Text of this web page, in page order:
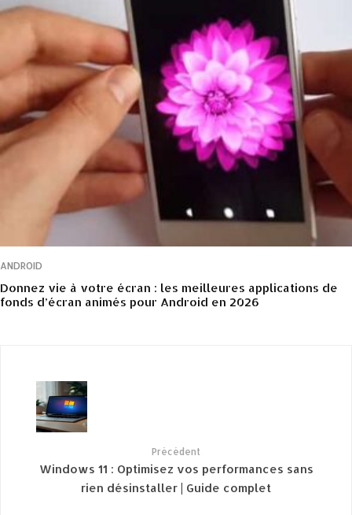
ANDROID
Donnez vie à votre écran : les meilleures applications de
fonds d’écran animés pour Android en 2026
Précédent
Windows 11 : Optimisez vos performances sans
rien désinstaller | Guide complet